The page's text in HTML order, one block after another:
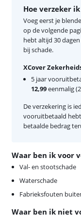
Waar ben ik voor
Val- en stootschade
Waterschade
Fabrieksfouten
Waar ben ik niet
Hoe verzeker
Voeg eerst je
op de volgende
hebt altijd 30
bij schade.
XCover
5 jaar
12,99eenmalig
De verzekering is
vooruitbetaald
betaalde bedrag